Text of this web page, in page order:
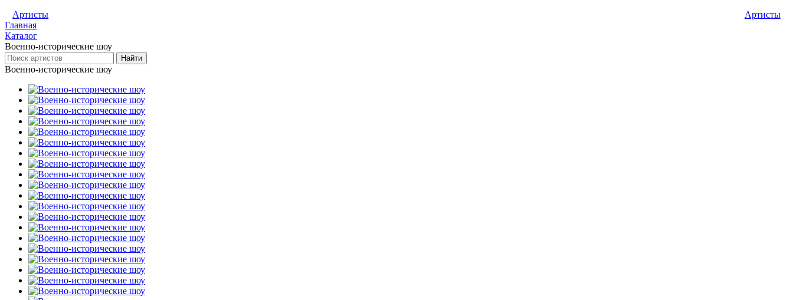
Артисты
Артисты
Главная
Каталог
Военно-исторические шоу
Найти
Военно-исторические шоу